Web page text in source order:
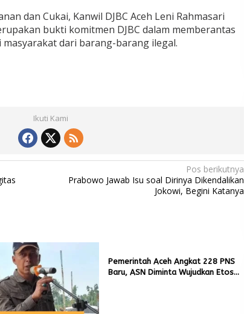
dan Cukai, Kanwil DJBC Aceh Leni Rahmasari
bukti komitmen DJBC dalam memberantas
dari barang-barang ilegal.
Ikuti Kami
Pos berikutnya
Prabowo Jawab Isu soal Dirinya Dikendalikan
Jokowi, Begini Katanya
Pemerintah Aceh Angkat 228 PNS
Baru, ASN Diminta Wujudkan Etos